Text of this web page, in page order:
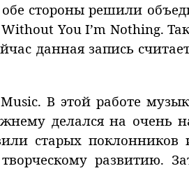
стороны решили
You I’m Nothing.
данная запись
В этой работе
делался на очень
старых поклонников
развитию.